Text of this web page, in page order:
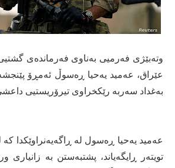
وتەبێژی فەرمیی بەناوی فەرماندەی
عێراق، عەمید یەحیا ڕەسوڵ ئەمڕۆ
بەغداد سەربە رێکخراوی تیرۆریستیی
عەمید یەحیا ڕەسول لە ڕاگەیەنراوێكدا
تویتەر ڕایگەیاند، پشتبەستن بە زانیاری